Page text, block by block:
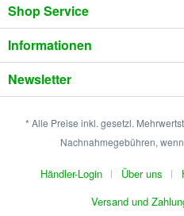
Shop Service
Informationen
Newsletter
* Alle Preise inkl. gesetzl.
Nachnahmegebühren,
Händler-Login Über uns
Versand und